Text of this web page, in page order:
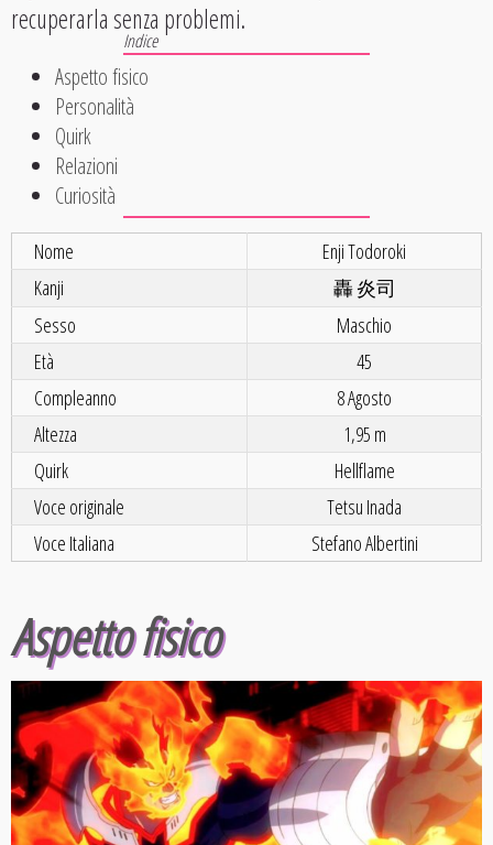
recuperarla senza problemi.
Aspetto fisico
Personalità
Quirk
Relazioni
Curiosità
Nome
Enji Todoroki
Kanji
轟 炎司
Sesso
Maschio
Età
45
Compleanno
8 Agosto
Altezza
1,95 m
Quirk
Hellflame
Voce originale
Tetsu Inada
Voce Italiana
Stefano Albertini
Aspetto fisico